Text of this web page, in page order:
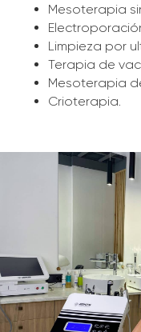
Mesoterapia
Limpieza por
Terapia de
Mesoterapia
Crioterapia.